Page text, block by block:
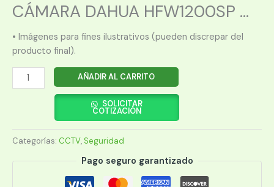
CÁMARA DAHUA HFW1200SP ...
• Imágenes para fines ilustrativos (pueden discrepar del
producto final).
CÁMARA
DAHUA
2MP
2.8MM
AÑADIR AL CARRITO
SOLICITAR
COTIZACIÓN
Categorías: CCTV, Seguridad
Pago seguro garantizado